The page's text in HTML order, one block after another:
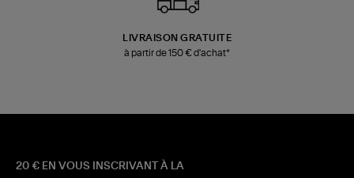
LIVRAISON GRATUITE
à partir de 150 € d'achat*
20 € EN VOUS INSCRIVANT À LA